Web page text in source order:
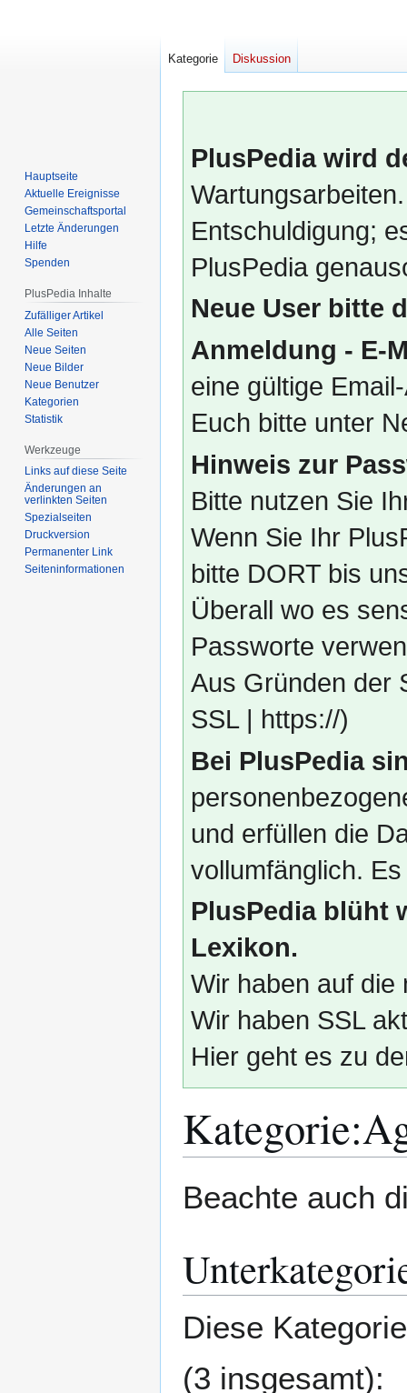
PlusPedia wird
Entschuldigung;
PlusPedia
Neue User bitte
Anmeldung - E-
eine gültige
Euch bitte unter
Hinweis zur
Bitte nutzen Sie
Wenn Sie Ihr
bitte DORT bis
Überall wo es
Passworte
Aus Gründen der
SSL | https://)
Bei PlusPedia
und erfüllen die
vollumfänglich.
PlusPedia blüht
Lexikon.
Wir haben auf die
Wir haben SSL
Hier geht es zu
Kategorie:
Navigation
Suche
Beachte auch
Diese
(3 insgesamt):
Kategorie Diskussion
Hauptseite
Aktuelle Ereignisse
Gemeinschafts­portal
Letzte Änderungen
Hilfe
Spenden
PlusPedia Inhalte
Zufälliger Artikel
Alle Seiten
Neue Seiten
Neue Bilder
Neue Benutzer
Kategorien
Statistik
Werkzeuge
Links auf diese Seite
Änderungen an
verlinkten Seiten
Spezialseiten
Druckversion
Permanenter Link
Seiten­­informationen